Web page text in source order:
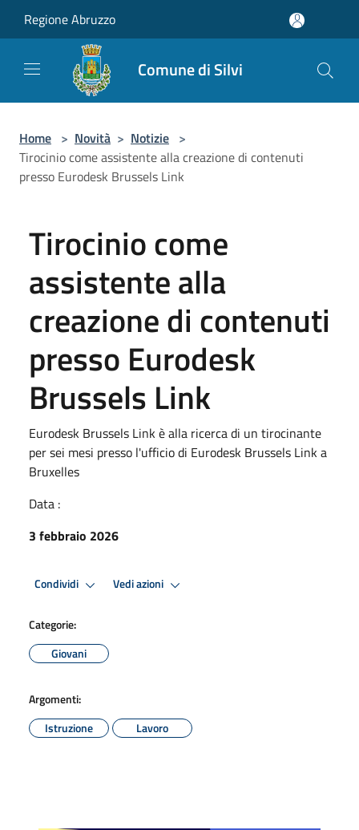
Regione Abruzzo
Comune di Silvi
Home > Novità > Notizie >
Tirocinio come assistente alla creazione di contenuti
presso Eurodesk Brussels Link
Tirocinio come
assistente alla
creazione di contenuti
presso Eurodesk
Brussels Link
Eurodesk Brussels Link è alla ricerca di un tirocinante
per sei mesi presso l'ufficio di Eurodesk Brussels Link a
Bruxelles
Data :
3 febbraio 2026
Condividi Vedi azioni
Categorie:
Giovani
Argomenti:
Istruzione
Lavoro